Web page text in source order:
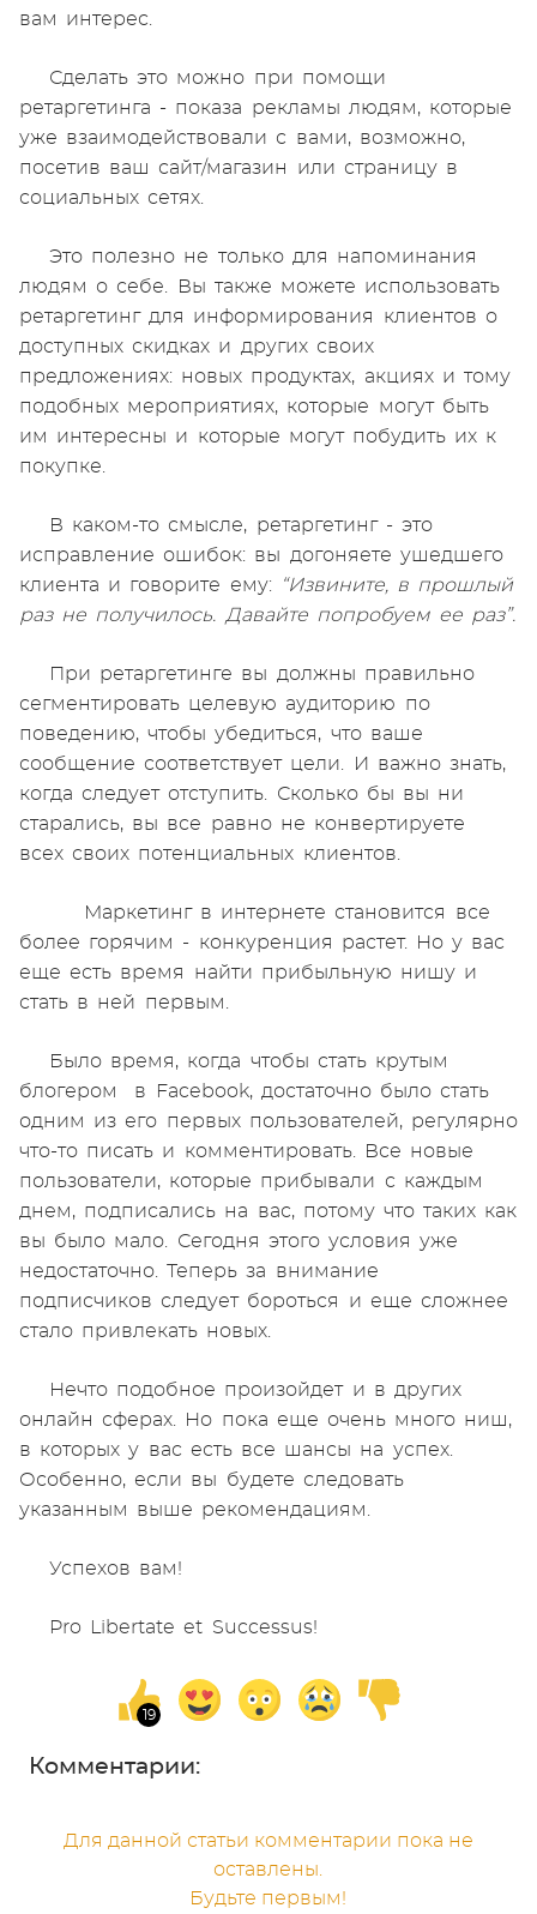
вам интерес.
Сделать это можно при помощи
ретаргетинга - показа рекламы людям, которые
уже взаимодействовали с вами, возможно,
посетив ваш сайт/магазин или страницу в
социальных сетях.
Это полезно не только для напоминания
людям о себе. Вы также можете использовать
ретаргетинг для информирования клиентов о
доступных скидках и других своих
предложениях: новых продуктах, акциях и тому
подобных мероприятиях, которые могут быть
им интересны и которые могут побудить их к
покупке.
В каком-то смысле, ретаргетинг - это
исправление ошибок: вы догоняете ушедшего
клиента и говорите ему:
“Извините, в прошлый
раз не получилось. Давайте попробуем ее раз”.
При ретаргетинге вы должны правильно
сегментировать целевую аудиторию по
поведению, чтобы убедиться, что ваше
сообщение соответствует цели. И важно знать,
когда следует отступить. Сколько бы вы ни
старались, вы все равно не конвертируете
всех своих потенциальных клиентов.
Маркетинг в интернете становится все
более горячим - конкуренция растет. Но у вас
еще есть время найти прибыльную нишу и
стать в ней первым.
Было время, когда чтобы стать крутым
блогером в Facebook, достаточно было стать
одним из его первых пользователей, регулярно
что-то писать и комментировать. Все новые
пользователи, которые прибывали с каждым
днем, подписались на вас, потому что таких как
вы было мало. Сегодня этого условия уже
недостаточно. Теперь за внимание
подписчиков следует бороться и еще сложнее
стало привлекать новых.
Нечто подобное произойдет и в других
онлайн сферах. Но пока еще очень много ниш,
в которых у вас есть все шансы на успех.
Особенно, если вы будете следовать
указанным выше рекомендациям.
Успехов вам!
Pro Libertate et Successus!
Комментарии:
Для данной статьи комментарии пока не
оставлены.
Будьте первым!